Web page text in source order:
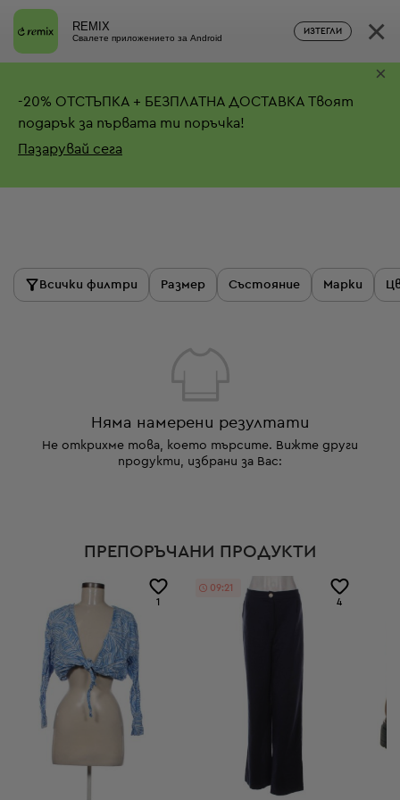
REMIX
Свалете приложението за Android
ИЗТЕГЛИ ×
-20% ОТСТЪПКА + БЕЗПЛАТНА ДОСТАВКА Твоят
подарък за първата ти поръчка!
Пазарувай сега
×
Продукти
Всички филтри Размер Състояние Марки
Няма намерени резултати
Не открихме това, което търсите. Вижте други
продукти, избрани за Вас:
ПРЕПОРЪЧАНИ ПРОДУКТИ
1 4
09:20